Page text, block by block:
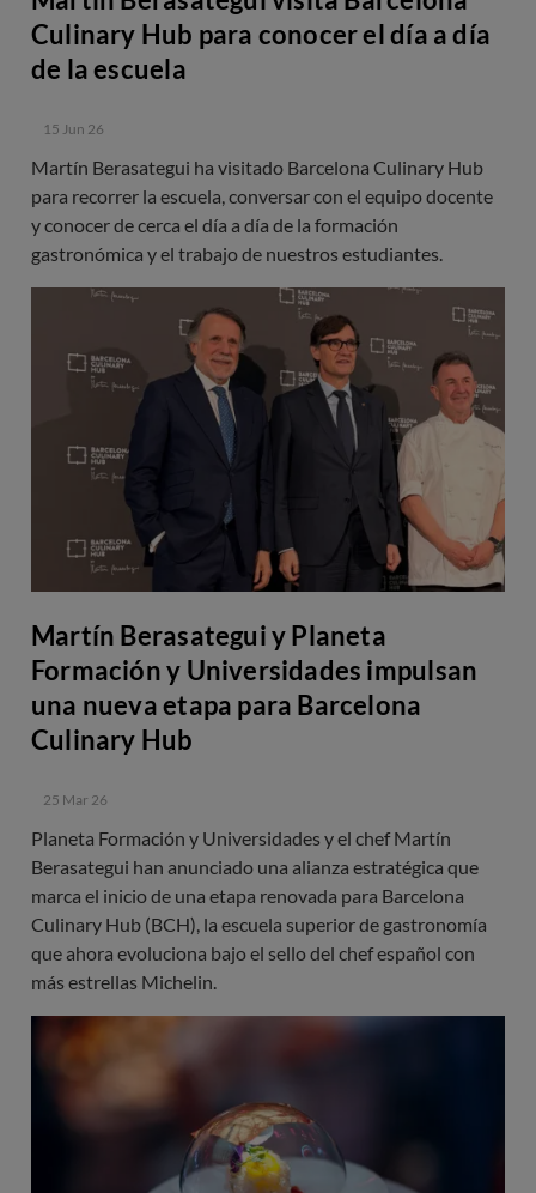
Culinary Hub para conocer el día a día
de la escuela
15 Jun 26
Martín Berasategui ha visitado Barcelona Culinary Hub
para recorrer la escuela, conversar con el equipo docente
y conocer de cerca el día a día de la formación
gastronómica y el trabajo de nuestros estudiantes.
Martín Berasategui y Planeta
Formación y Universidades impulsan
una nueva etapa para Barcelona
Culinary Hub
25 Mar 26
Planeta Formación y Universidades y el chef Martín
Berasategui han anunciado una alianza estratégica que
marca el inicio de una etapa renovada para Barcelona
Culinary Hub (BCH), la escuela superior de gastronomía
que ahora evoluciona bajo el sello del chef español con
más estrellas Michelin.